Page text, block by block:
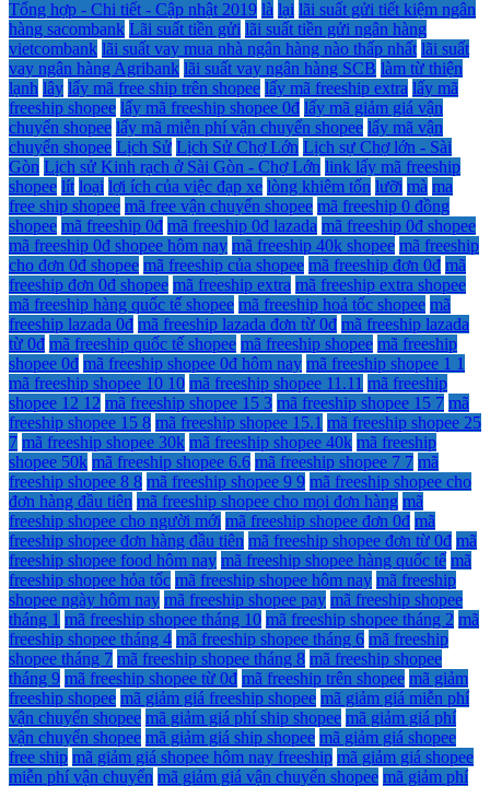
Tổng hợp - Chi tiết - Cập nhật 2019 là lại lãi suất gửi tiết kiệm ngân
hàng sacombank Lãi suất tiền gửi lãi suất tiền gửi ngân hàng
vietcombank lãi suất vay mua nhà ngân hàng nào thấp nhất lãi suất
vay ngân hàng Agribank lãi suất vay ngân hàng SCB làm từ thiện
lạnh lây lấy mã free ship trên shopee lấy mã freeship extra lấy mã
freeship shopee lấy mã freeship shopee 0đ lấy mã giảm giá vận
chuyển shopee lấy mã miễn phí vận chuyển shopee lấy mã vận
chuyển shopee Lịch Sử Lịch Sử Chợ Lớn Lịch sự Chợ lớn - Sài
Gòn Lịch sử Kinh rạch ở Sài Gòn - Chợ Lớn link lấy mã freeship
shopee lít loại lợi ích của việc đạp xe lòng khiêm tốn lưỡi mà ma
free ship shopee mã free vận chuyển shopee mã freeship 0 đồng
shopee mã freeship 0đ mã freeship 0đ lazada mã freeship 0đ shopee
mã freeship 0đ shopee hôm nay mã freeship 40k shopee mã freeship
cho đơn 0đ shopee mã freeship của shopee mã freeship đơn 0đ mã
freeship đơn 0đ shopee mã freeship extra mã freeship extra shopee
mã freeship hàng quốc tế shopee mã freeship hoả tốc shopee mã
freeship lazada 0đ mã freeship lazada đơn từ 0đ mã freeship lazada
từ 0đ mã freeship quốc tế shopee mã freeship shopee mã freeship
shopee 0đ mã freeship shopee 0đ hôm nay mã freeship shopee 1 1
mã freeship shopee 10 10 mã freeship shopee 11.11 mã freeship
shopee 12 12 mã freeship shopee 15 3 mã freeship shopee 15 7 mã
freeship shopee 15 8 mã freeship shopee 15.1 mã freeship shopee 25
7 mã freeship shopee 30k mã freeship shopee 40k mã freeship
shopee 50k mã freeship shopee 6.6 mã freeship shopee 7 7 mã
freeship shopee 8 8 mã freeship shopee 9 9 mã freeship shopee cho
đơn hàng đầu tiên mã freeship shopee cho mọi đơn hàng mã
freeship shopee cho người mới mã freeship shopee đơn 0đ mã
freeship shopee đơn hàng đầu tiên mã freeship shopee đơn từ 0đ mã
freeship shopee food hôm nay mã freeship shopee hàng quốc tế mã
freeship shopee hỏa tốc mã freeship shopee hôm nay mã freeship
shopee ngày hôm nay mã freeship shopee pay mã freeship shopee
tháng 1 mã freeship shopee tháng 10 mã freeship shopee tháng 2 mã
freeship shopee tháng 4 mã freeship shopee tháng 6 mã freeship
shopee tháng 7 mã freeship shopee tháng 8 mã freeship shopee
tháng 9 mã freeship shopee từ 0đ mã freeship trên shopee mã giảm
freeship shopee mã giảm giá freeship shopee mã giảm giá miễn phí
vận chuyển shopee mã giảm giá phí ship shopee mã giảm giá phí
vận chuyển shopee mã giảm giá ship shopee mã giảm giá shopee
free ship mã giảm giá shopee hôm nay freeship mã giảm giá shopee
miễn phí vận chuyển mã giảm giá vận chuyển shopee mã giảm phí